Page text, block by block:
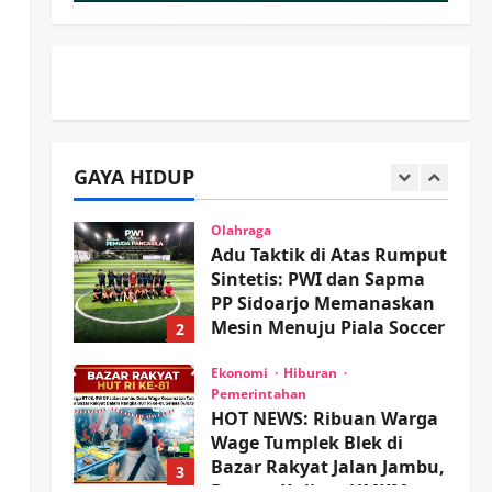
GAYA HIDUP
2
Mesin Menuju Piala Soccer
3
Ekonomi
Pemerintahan
HOT NEWS: Ribuan Warga
Wage Tumplek Blek di
Bazar Rakyat Jalan Jambu,
Sambil Nonton Jaranan!
wartanusa
4
Keagamaan Pemerintahan
Pemkab Sidoarjo &
Muhammadiyah Sinergi
Permudah Perizinan,
Wakaf, hingga Hibah